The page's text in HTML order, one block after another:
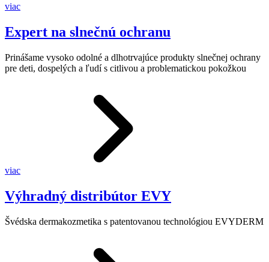
viac
Expert na slnečnú ochranu
Prinášame vysoko odolné a dlhotrvajúce produkty slnečnej ochrany
pre deti, dospelých a ľudí s citlivou a problematickou pokožkou
viac
Výhradný distribútor EVY
Švédska dermakozmetika s patentovanou technológiou EVYDERM